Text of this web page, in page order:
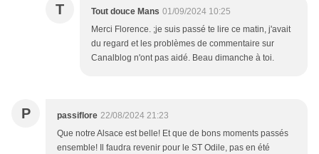
T Tout douce Mans 01/09/2024 10:25
Merci Florence. ;je suis passé te lire ce matin, j'avait
du regard et les problèmes de commentaire sur
Canalblog n'ont pas aidé. Beau dimanche à toi.
P passiflore 22/08/2024 21:23
Que notre Alsace est belle! Et que de bons moments passés
ensemble! Il faudra revenir pour le ST Odile, pas en été